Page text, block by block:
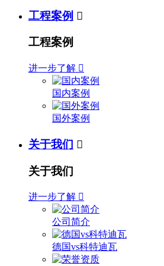
工程案例 
工程案例
进一步了解 
国内案例
国外案例
关于我们 
关于我们
进一步了解 
公司简介
德国vs科特迪瓦